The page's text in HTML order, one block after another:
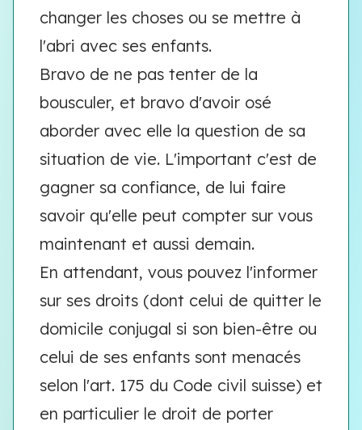
changer les choses ou se mettre à
l'abri avec ses enfants.
Bravo de ne pas tenter de la
bousculer, et bravo d'avoir osé
aborder avec elle la question de sa
situation de vie. L'important c'est de
gagner sa confiance, de lui faire
savoir qu'elle peut compter sur vous
maintenant et aussi demain.
En attendant, vous pouvez l'informer
sur ses droits (dont celui de quitter le
domicile conjugal si son bien-être ou
celui de ses enfants sont menacés
selon l'art. 175 du Code civil suisse) et
en particulier le droit de porter